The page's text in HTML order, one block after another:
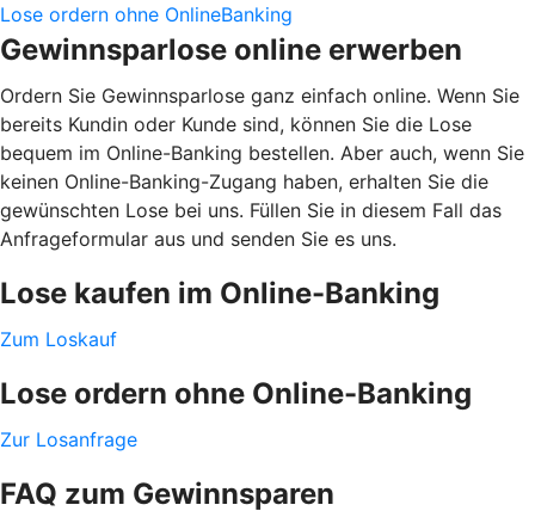
Lose ordern ohne OnlineBanking
Gewinnsparlose online erwerben
Ordern Sie Gewinnsparlose ganz einfach online. Wenn Sie
bereits Kundin oder Kunde sind, können Sie die Lose
bequem im Online-Banking bestellen. Aber auch, wenn Sie
keinen Online-Banking-Zugang haben, erhalten Sie die
gewünschten Lose bei uns. Füllen Sie in diesem Fall das
Anfrageformular aus und senden Sie es uns.
Lose kaufen im Online-Banking
Zum Loskauf
Lose ordern ohne Online-Banking
Zur Losanfrage
FAQ zum Gewinnsparen